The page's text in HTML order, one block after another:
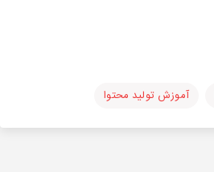
آموزش تولید محتوا